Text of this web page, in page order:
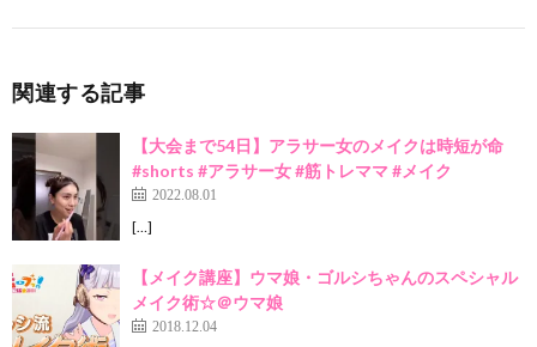
関連する記事
【大会まで54日】アラサー女のメイクは時短が命
#shorts #アラサー女 #筋トレママ #メイク
2022.08.01
[…]
【メイク講座】ウマ娘・ゴルシちゃんのスペシャル
メイク術☆＠ウマ娘
2018.12.04